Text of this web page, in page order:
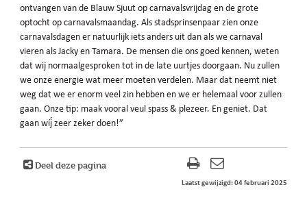
ontvangen van de Blauw Sjuut op carnavalsvrijdag en de grote
optocht op carnavalsmaandag. Als stadsprinsenpaar zien onze
carnavalsdagen er natuurlijk iets anders uit dan als we carnaval
vieren als Jacky en Tamara. De mensen die ons goed kennen, weten
dat wij normaalgesproken tot in de late uurtjes doorgaan. Nu zullen
we onze energie wat meer moeten verdelen. Maar dat neemt niet
weg dat we er enorm veel zin hebben en we er helemaal voor zullen
gaan. Onze tip: maak vooral veul spass & plezeer. En geniet. Dat
gaan wíj́ zeer zeker doen!”
Deel deze pagina
Laatst gewijzigd: 04 februari 2025